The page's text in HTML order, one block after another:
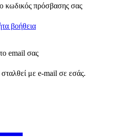
ο κωδικός πρόσβασης σας
βοήθεια
το email σας
με e-mail σε εσάς.